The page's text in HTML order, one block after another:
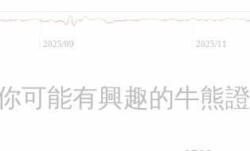
2025/09 2025/11
可能有興趣的牛熊證